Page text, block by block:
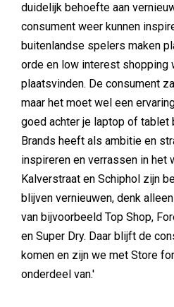
duidelijk behoefte aan
consument weer kunnen
buitenlandse spelers maken
orde en low interest shopping
plaatsvinden. De consument
maar het moet wel een
goed achter je laptop of tablet
Brands heeft als ambitie en
inspireren en verrassen in het
Kalverstraat en Schiphol zijn
blijven vernieuwen, denk
van bijvoorbeeld Top Shop,
en Super Dry. Daar blijft de
komen en zijn we met Store
onderdeel van.'